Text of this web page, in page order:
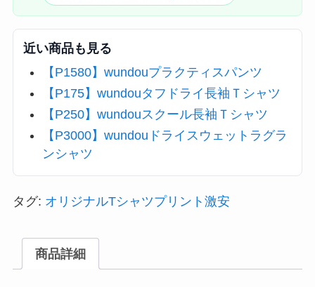
近い商品も見る
【P1580】wundouプラクティスパンツ
【P175】wundouタフドライ長袖Ｔシャツ
【P250】wundouスクール長袖Ｔシャツ
【P3000】wundouドライスウェットラグラ
ンシャツ
タグ: オリジナルTシャツプリント激安
商品詳細